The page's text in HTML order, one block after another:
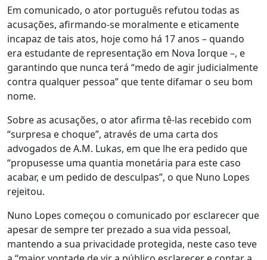
Em comunicado, o ator português refutou todas as
acusações, afirmando-se moralmente e eticamente
incapaz de tais atos, hoje como há 17 anos – quando
era estudante de representação em Nova Iorque –, e
garantindo que nunca terá “medo de agir judicialmente
contra qualquer pessoa” que tente difamar o seu bom
nome.
Sobre as acusações, o ator afirma tê-las recebido com
“surpresa e choque”, através de uma carta dos
advogados de A.M. Lukas, em que lhe era pedido que
“propusesse uma quantia monetária para este caso
acabar, e um pedido de desculpas”, o que Nuno Lopes
rejeitou.
Nuno Lopes começou o comunicado por esclarecer que
apesar de sempre ter prezado a sua vida pessoal,
mantendo a sua privacidade protegida, neste caso teve